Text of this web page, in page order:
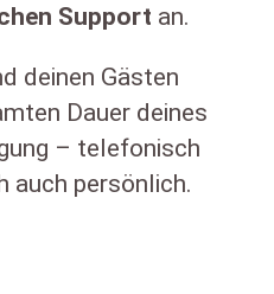
Support an.
deinen Gästen
Dauer deines
– telefonisch
auch persönlich.